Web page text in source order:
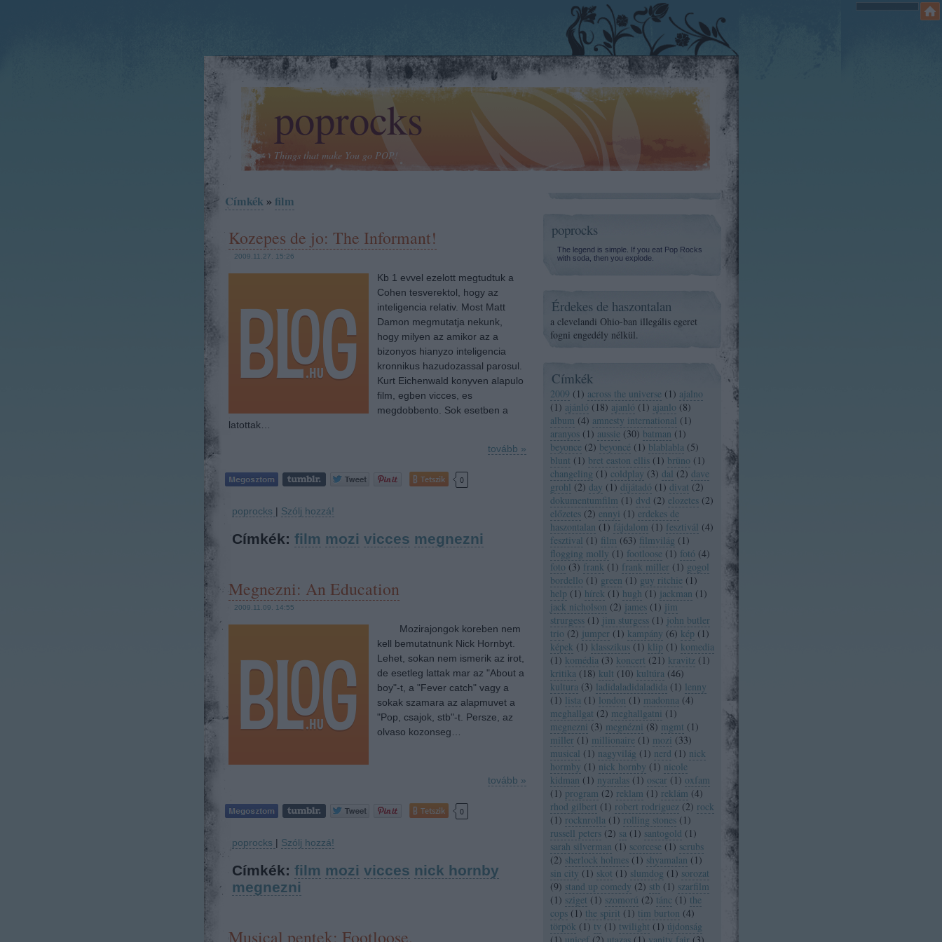
poprocks
Things that make You go POP!
Címkék» film
Kozepes de jo: The Informant!
2009.11.27. 15:26
Kb 1 evvel ezelott megtudtuk a
Cohen tesverektol, hogy az
inteligencia relativ. Most Matt
Damon megmutatja nekunk,
hogy milyen az amikor az a
bizonyos hianyzo inteligencia
kronnikus hazudozassal parosul.
Kurt Eichenwald konyven alapulo
film, egben vicces, es
megdobbento. Sok esetben a
latottak…
tovább »
Tetszik 0
poprocks | Szólj hozzá!
Címkék: film mozi vicces megnezni
Megnezni: An Education
2009.11.09. 14:55
Mozirajongok koreben nem
kell bemutatnunk Nick Hornbyt.
Lehet, sokan nem ismerik az irot,
de esetleg lattak mar az "About a
boy"-t, a "Fever catch" vagy a
sokak szamara az alapmuvet a
"Pop, csajok, stb"-t. Persze, az
olvaso kozonseg…
tovább »
Tetszik 0
poprocks | Szólj hozzá!
Címkék: film mozi vicces nick hornby
megnezni
Musical pentek: Footloose.
poprocks
The legend is simple. If you eat Pop Rocks
with soda, then you explode.
Érdekes de haszontalan
a clevelandi Ohio-ban illegális egeret
fogni engedély nélkül.
Címkék
2009 ( 1 ) across the universe ( 1 ) ajalno
( 1 ) ajánló ( 18) ajanló ( 1 ) ajanlo (8)
album (4) amnesty international ( 1 )
aranyos ( 1 ) aussie (30) batman ( 1 )
beyonce (2) beyoncé ( 1 ) blablabla (5)
blunt ( 1 ) bret easton ellis ( 1 ) brüno ( 1 )
changeling ( 1 ) coldplay (3) dal (2) dave
grohl (2) day ( 1 ) díjátadó ( 1 ) divat (2)
dokumentumfilm ( 1 ) dvd (2) elozetes (2)
előzetes (2) ennyi ( 1 ) erdekes de
haszontalan ( 1 ) fájdalom ( 1 ) fesztivál (4)
fesztival ( 1 ) film (63) filmvilág ( 1 )
flogging molly ( 1 ) footloose ( 1 ) fotó (4)
foto (3) frank ( 1 ) frank miller ( 1 ) gogol
bordello ( 1 ) green ( 1 ) guy ritchie ( 1 )
help ( 1 ) hírek ( 1 ) hugh ( 1 ) jackman ( 1 )
jack nicholson (2) james ( 1 ) jim
strurgess ( 1 ) jim sturgess ( 1 ) john butler
trio (2) jumper ( 1 ) kampány (6) kép ( 1 )
képek ( 1 ) klasszikus ( 1 ) klip ( 1 ) komedia
( 1 ) komédia (3) koncert (21 ) kravitz ( 1 )
kritika ( 18) kult ( 10) kultúra (46)
kultura (3) ladidaladidaladida ( 1 ) lenny
( 1 ) lista ( 1 ) london ( 1 ) madonna (4)
meghallgat (2) meghallgatni ( 1 )
megnezni (3) megnézni (8) mgmt ( 1 )
miller ( 1 ) millionaire ( 1 ) mozi (33)
musical ( 1 ) nagyvilág ( 1 ) nerd ( 1 ) nick
hormby ( 1 ) nick hornby ( 1 ) nicole
kidman ( 1 ) nyaralas ( 1 ) oscar ( 1 ) oxfam
( 1 ) program (2) reklam ( 1 ) reklám (4)
rhod gilbert ( 1 ) robert rodriguez (2) rock
( 1 ) rocknrolla ( 1 ) rolling stones ( 1 )
russell peters (2) sa ( 1 ) santogold ( 1 )
sarah silverman ( 1 ) scorcese ( 1 ) scrubs
(2) sherlock holmes ( 1 ) shyamalan ( 1 )
sin city ( 1 ) skot ( 1 ) slumdog ( 1 ) sorozat
(9) stand up comedy (2) stb ( 1 ) szarfilm
( 1 ) sziget ( 1 ) szomorú (2) tánc ( 1 ) the
cops ( 1 ) the spirit ( 1 ) tim burton (4)
törpök ( 1 ) tv ( 1 ) twilight ( 1 ) újdonság